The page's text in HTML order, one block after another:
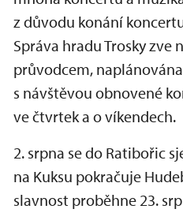
z důvodu konání
Správa hradu Trosky
průvodcem,
s návštěvou obnovené
ve čtvrtek a o víkendech.
2. srpna se do Ratibořic
na Kuksu pokračuje
slavnost proběhne 23.